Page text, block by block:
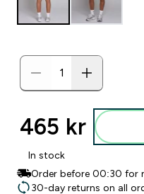
465 kr‎
In stock
Order before 00:30 for
30-day returns on all